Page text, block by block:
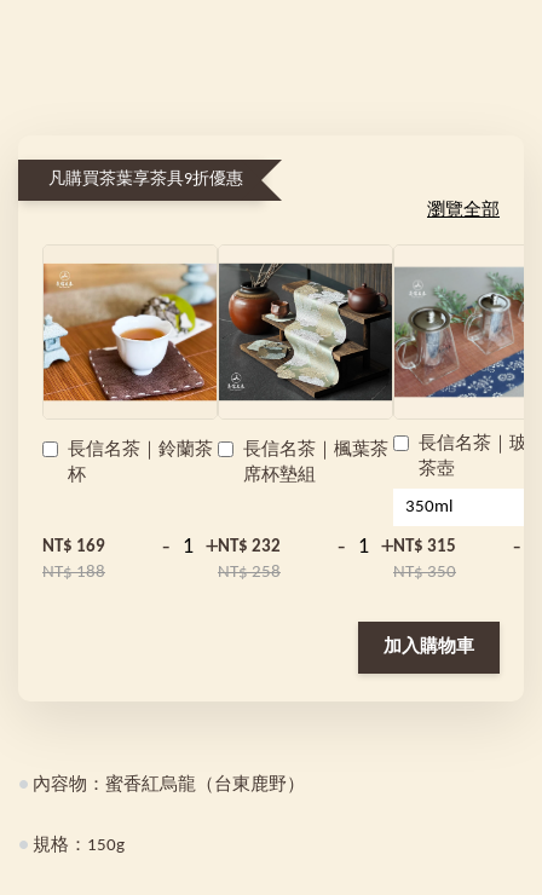
凡購買茶葉享茶具9折優惠
瀏覽全部
長信名茶｜鈴蘭茶
杯
NT$ 169
NT$ 188
- +
長信名茶｜楓葉茶
席杯墊組
NT$ 232
NT$ 258
- +
長信名茶｜玻
茶壺
NT$ 315
NT$ 350
-
加入購物車
● 內容物：蜜香紅烏龍（台東鹿野）
● 規格：150g